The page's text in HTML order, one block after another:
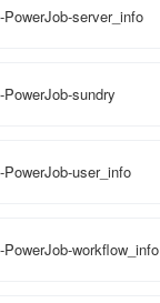
PowerJob-server_info
PowerJob-sundry
PowerJob-user_info
PowerJob-workflow_info